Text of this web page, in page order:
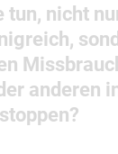
tun, nicht
anderen